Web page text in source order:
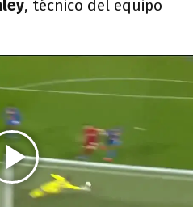
, técnico del equipo